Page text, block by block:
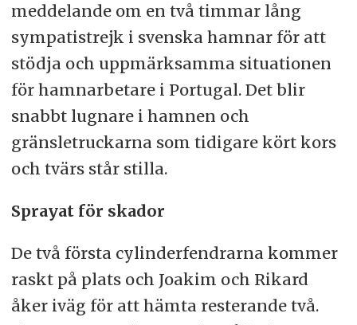
meddelande om en två timmar lång
sympatistrejk i svenska hamnar för att
stödja och uppmärksamma situationen
för hamnarbetare i Portugal. Det blir
snabbt lugnare i hamnen och
gränsletruckarna som tidigare kört kors
och tvärs står stilla.
Sprayat för skador
De två första cylinderfendrarna kommer
raskt på plats och Joakim och Rikard
åker iväg för att hämta resterande två.